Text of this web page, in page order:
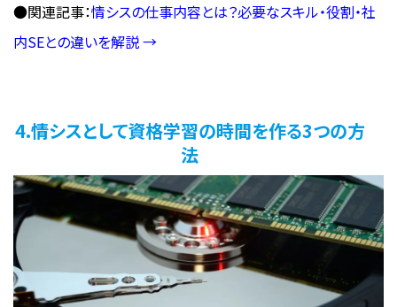
●関連記事：情シスの仕事内容とは？必要なスキル・役割・社
内SEとの違いを解説 →
4.情シスとして資格学習の時間を作る3つの方
法